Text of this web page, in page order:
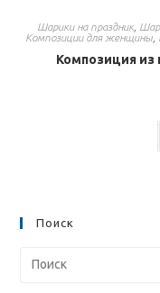
Шарики на праздник,
Композиции для женщины
Композиция
Поиск